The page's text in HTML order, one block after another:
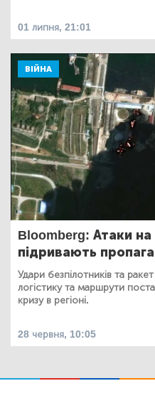
01 липня, 21:01
ВІЙНА
Bloomberg: Атаки
підривають
Удари безпілотників та
логістику та маршрути
кризу в регіоні.
28 червня, 10:05